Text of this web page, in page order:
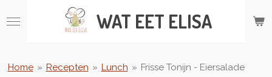
direct
hoofdinhoud
WAT EET ELISA
Home » Recepten » Lunch » Frisse Tonijn - Eiersalade